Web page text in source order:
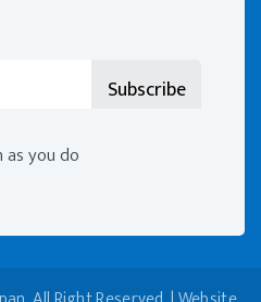
as you do